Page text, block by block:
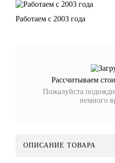
Работаем с 2003 года
Рассчитываем
Пожалуйста
немного
ОПИСАНИЕ ТОВАРА